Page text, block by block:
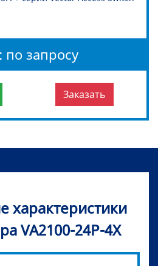
по запросу
Заказать
характеристики
VA2100-24P-4X